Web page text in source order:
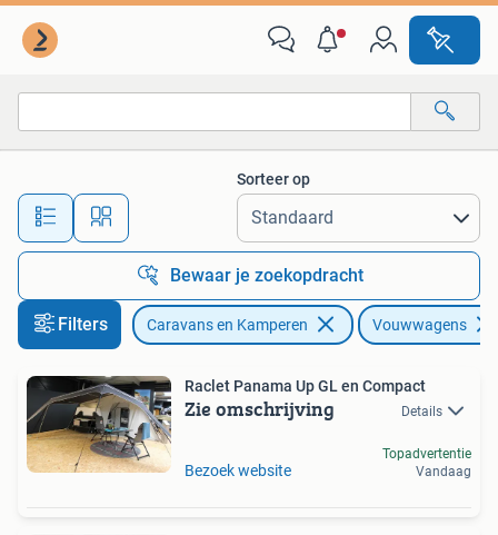
Alle afstanden…
Sorteer op
Bewaar je zoekopdracht
Filters Caravans en Kamperen Vouwwagens
Raclet Panama Up GL en Compact
Zie omschrijving Details
Bezoek website
Topadvertentie
Vandaag